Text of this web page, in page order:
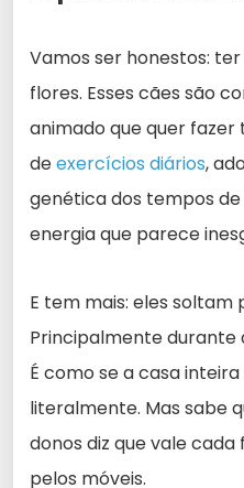
Vamos ser honestos:
flores. Esses cães são
animado que quer fazer
deexercícios diários,
genética dos tempos
energia que parece
E tem mais: eles soltam
Principalmente durante
É como se a casa
literalmente. Mas sabe
donos diz que vale
pelos móveis.